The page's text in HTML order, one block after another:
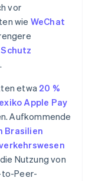
vor
wie WeChat
etwa 20 %
Apple Pay
Aufkommende
Brasilien
Nutzung von
to-Peer-